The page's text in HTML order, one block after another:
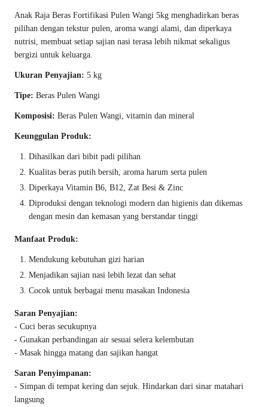
Anak Raja Beras Fortifikasi Pulen Wangi 5kg menghadirkan beras
pilihan dengan tekstur pulen, aroma wangi alami, dan diperkaya
nutrisi, membuat setiap sajian nasi terasa lebih nikmat sekaligus
bergizi untuk keluarga.
Ukuran Penyajian: 5 kg
Tipe: Beras Pulen Wangi
Komposisi: Beras Pulen Wangi, vitamin dan mineral
Keunggulan Produk:
Dihasilkan dari bibit padi pilihan
Kualitas beras putih bersih, aroma harum serta pulen
Diperkaya Vitamin B6, B12, Zat Besi & Zinc
Diproduksi dengan teknologi modern dan higienis dan dikemas
dengan mesin dan kemasan yang berstandar tinggi
Manfaat Produk:
Mendukung kebutuhan gizi harian
Menjadikan sajian nasi lebih lezat dan sehat
Cocok untuk berbagai menu masakan Indonesia
Saran Penyajian:
- Cuci beras secukupnya
- Gunakan perbandingan air sesuai selera kelembutan
- Masak hingga matang dan sajikan hangat
Saran Penyimpanan:
- Simpan di tempat kering dan sejuk. Hindarkan dari sinar matahari
langsung